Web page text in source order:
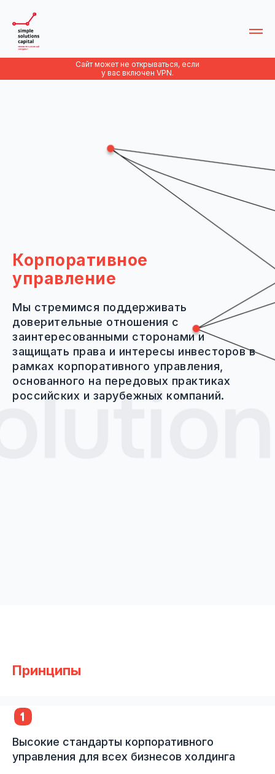
Сайт может не открываться, если
у вас включен VPN.
Корпоративное
управление
Мы стремимся поддерживать
доверительные отношения с
заинтересованными сторонами и
защищать права и интересы инвесторов в
рамках корпоративного управления,
основанного на передовых практиках
российских и зарубежных компаний.
Принципы
Высокие стандарты корпоративного
управления для всех бизнесов холдинга